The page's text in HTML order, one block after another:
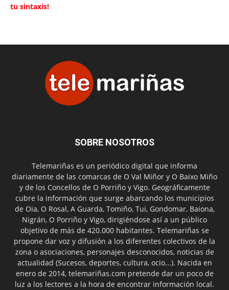
tu sintaxis!
SOBRE NOSOTROS
Telemariñas es un periódico digital que informa
diariamente de las comarcas de O Val Miñor y O Baixo Miño
y de los Concellos de O Porriño y Vigo. Geográficamente
cubre la información que surge abarcando los municipios
de Oia, O Rosal, A Guarda, Tomiño, Tui, Gondomar, Baiona,
Nigrán, O Porriño y Vigo, dirigiéndose así a un público
objetivo de más de 420.000 habitantes. Telemariñas se
propone dar voz y difusión a los diferentes colectivos de la
zona o asociaciones, personajes desconocidos, noticias de
actualidad (Sucesos, deportes, cultura, ocio...). Nacida en
enero de 2014, telemariñas.com pretende dar un poco de
luz a los lectores a la hora de encontrar información local.